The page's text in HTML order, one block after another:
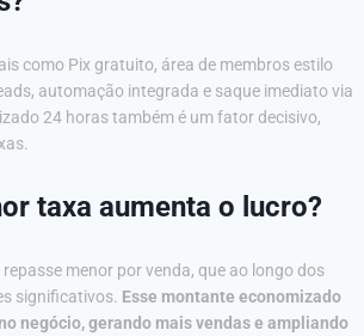
como Pix gratuito, área de membros estilo
automação integrada e saque imediato via
24 horas também é um fator decisivo,
taxa aumenta o lucro?
menor por venda, que ao longo dos
significativos. Esse montante economizado
negócio, gerando mais vendas e ampliando